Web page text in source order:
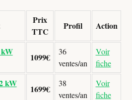
Prix
TTC
Profil Action
1099€
36
ventes/an
Voir
fiche
kW
1699€
38
ventes/an
Voir
fiche